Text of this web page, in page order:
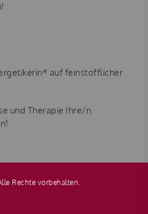
auf feinstofflicher
und Therapie Ihre/n
Rechte vorbehalten.